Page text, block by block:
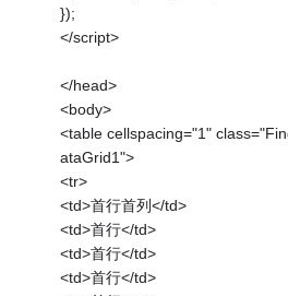
});
</script>
</head>
<body>
<table cellspacing="1"
ataGrid1">
<tr>
<td>首行首列</td>
<td>首行</td>
<td>首行</td>
<td>首行</td>